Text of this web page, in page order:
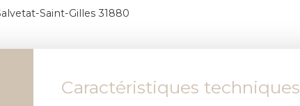
Saint-Gilles 31880
Caractéristiques techniques